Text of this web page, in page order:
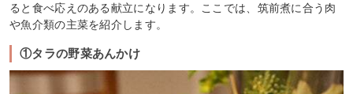
ると食べ応えのある献立になります。ここでは、筑前煮に合う肉
や魚介類の主菜を紹介します。
①タラの野菜あんかけ